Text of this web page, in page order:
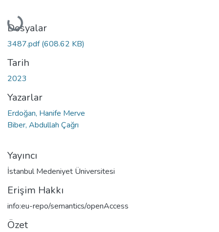
Yükleniyor...
Dosyalar
3487.pdf(608.62 KB)
Tarih
2023
Yazarlar
Erdoğan, Hanife Merve
Biber, Abdullah Çağrı
Yayıncı
İstanbul Medeniyet Üniversitesi
Erişim Hakkı
info:eu-repo/semantics/openAccess
Özet